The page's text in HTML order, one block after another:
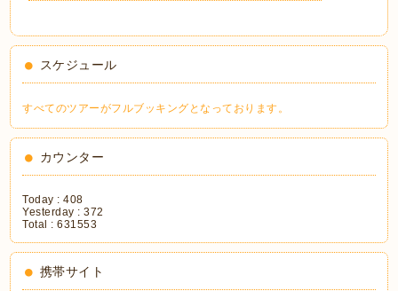
スケジュール
すべてのツアーがフルブッキングとなっております。
カウンター
Today :408
Yesterday :372
Total :631553
携帯サイト